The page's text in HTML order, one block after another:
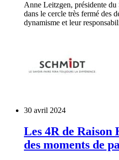
Anne Leitzgen, présidente
dans le cercle très fermé des
dynamisme et leur
30 avril 2024
Les 4R de
des moments de